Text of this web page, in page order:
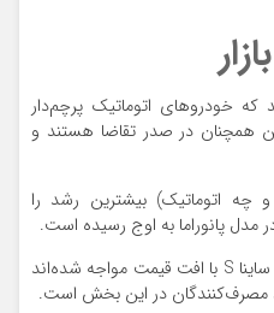
خودروهای اتوماتیک پرچم‌دار
همچنان در صدر تقاضا هستند و
دنده‌ای و چه اتوماتیک) بیشترین رشد را
مدل پانوراما به اوج رسیده است.
در مقابل، خودروهای اقتصادی مثل ساینا S با افت قیمت مواجه شده‌اند
در این بخش است.